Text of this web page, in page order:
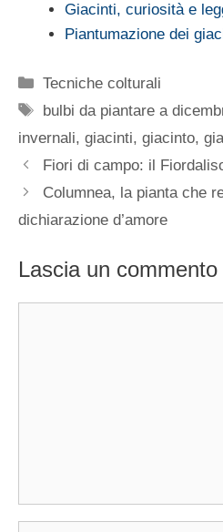
Giacinti, curiosità e
Piantumazione dei
Categorie
Tecniche colturali
Tag
bulbi da piantare a
invernali, giacinti, giacinto,
Fiori di campo: il
Columnea, la pianta che
dichiarazione d’amore
Lascia un commento